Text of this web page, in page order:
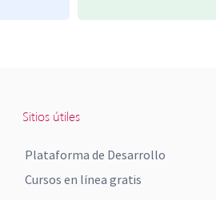
Sitios útiles
Plataforma de Desarrollo
Cursos en línea gratis